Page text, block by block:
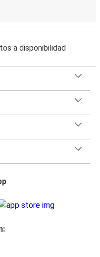
a disponibilidad